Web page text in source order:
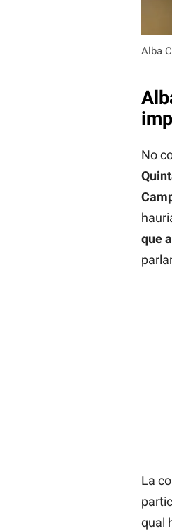
Alba
No
que
La
qual